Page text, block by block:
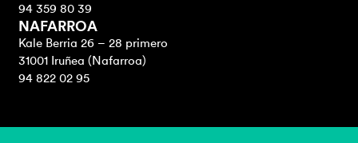
94 359 80 39
NAFARROA
Kale Berria 26 – 28 primero
31001 Iruñea (Nafarroa)
94 822 02 95